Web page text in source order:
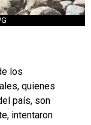
los
quienes
país, son
intentaron